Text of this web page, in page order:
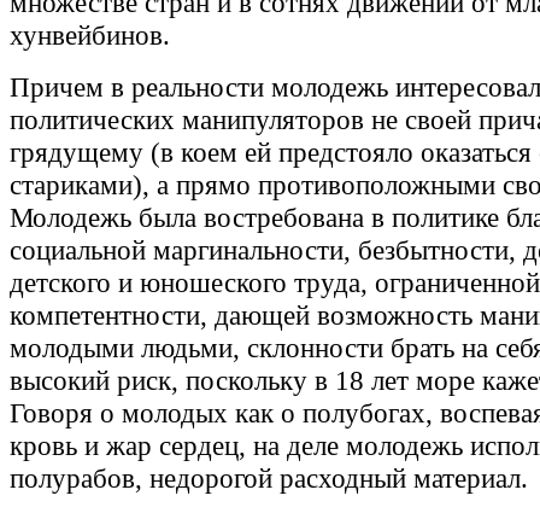
хунвейбинов.
Причем в реальности молодежь
политических манипуляторов не своей
грядущему (в коем ей предстояло
стариками), а прямо противоположными
Молодежь была востребована в политике
социальной маргинальности, безбытности,
детского и юношеского труда, ограниченной
компетентности, дающей возможность
молодыми людьми, склонности брать на
высокий риск, поскольку в 18 лет море
Говоря о молодых как о полубогах,
кровь и жар сердец, на деле молодежь
полурабов, недорогой расходный материал.